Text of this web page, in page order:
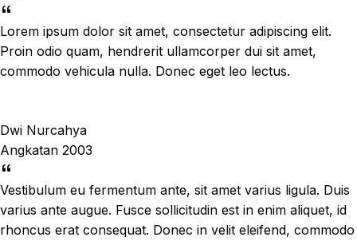
Lorem ipsum dolor sit amet, consectetur adipiscing elit.
Proin odio quam, hendrerit ullamcorper dui sit amet,
commodo vehicula nulla. Donec eget leo lectus.
Dwi Nurcahya
Angkatan 2003
Vestibulum eu fermentum ante, sit amet varius ligula. Duis
varius ante augue. Fusce sollicitudin est in enim aliquet, id
rhoncus erat consequat. Donec in velit eleifend, commodo